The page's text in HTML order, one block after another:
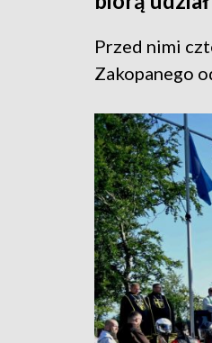
Przed nimi
Zakopanego